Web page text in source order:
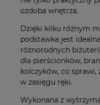
ozdoba wnętrza.
Dzięki kilku różnym
podstawka jest
różnorodnych
dla pierścionków,
kolczyków, co sprawi,
w zasięgu ręki.
Wykonana z